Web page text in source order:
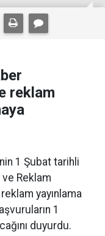
reklam
1 Şubat tarihli
ve Reklam
yayınlama
1
duyurdu.